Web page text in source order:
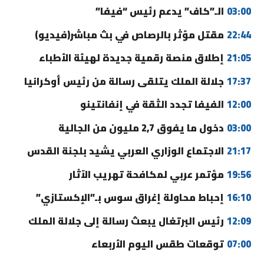
03:00 الـ”كاف” يدعم رئيس “فيفا”
22:44 مقتل مؤثر بالرصاص في بث مباشر(فيديو)
21:05 إطلاق منصة رقمية جديدة لهيئة الأطباء
17:37 جلالة الملك يتلقى رسالة من رئيس أوكرانيا
12:00 الفيفا تجدد الثقة في إنفانتينو
03:00 دخول ما يفوق 2,7 مليون من الجالية
21:17 الاجتماع الوزاري العربي يشيد بلجنة القدس
19:56 مؤتمر عربي لمكافحة تهريب الآثار
16:10 إحباط محاولة إغراق سوس بـ”الإكستازي”
12:09 رئيس البرتغال يبعث رسالة إلى جلالة الملك
07:00 توقعات طقس اليوم الأربعاء